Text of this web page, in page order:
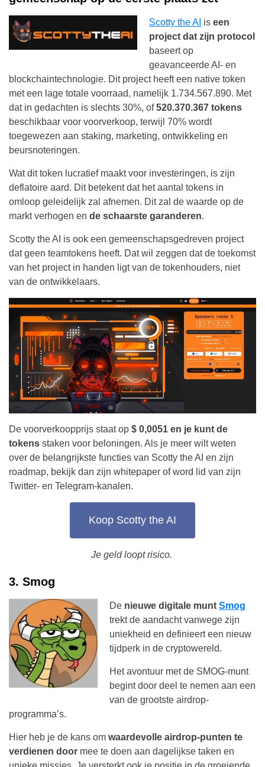
Scotty the AI is een
project dat zijn protocol
baseert op
geavanceerde AI- en
blockchaintechnologie. Dit project heeft een native token
met een lage totale voorraad, namelijk 1.734.567.890. Met
dat in gedachten is slechts 30%, of520.370.367 tokens
beschikbaar voor voorverkoop, terwijl 70% wordt
toegewezen aan staking, marketing, ontwikkeling en
beursnoteringen.
Wat dit token lucratief maakt voor investeringen, is zijn
deflatoire aard. Dit betekent dat het aantal tokens in
omloop geleidelijk zal afnemen. Dit zal de waarde op de
markt verhogen en de schaarste garanderen.
Scotty the AI is ook een gemeenschapsgedreven project
dat geen teamtokens heeft. Dat wil zeggen dat de toekomst
van het project in handen ligt van de tokenhouders, niet
van de ontwikkelaars.
De voorverkoopprijs staat op $ 0,0051 en je kunt de
tokens staken voor beloningen. Als je meer wilt weten
over de belangrijkste functies van Scotty the AI en zijn
roadmap, bekijk dan zijn whitepaper of word lid van zijn
Twitter- en Telegram-kanalen.
Koop Scotty the AI
Je geld loopt risico.
3. Smog
De nieuwe digitale munt Smog
trekt de aandacht vanwege zijn
uniekheid en definieert een nieuw
tijdperk in de cryptowereld.
Het avontuur met de SMOG-munt
begint door deel te nemen aan een
van de grootste airdrop-
programma’s.
Hier heb je de kans om waardevolle airdrop-punten te
verdienen door mee te doen aan dagelijkse taken en